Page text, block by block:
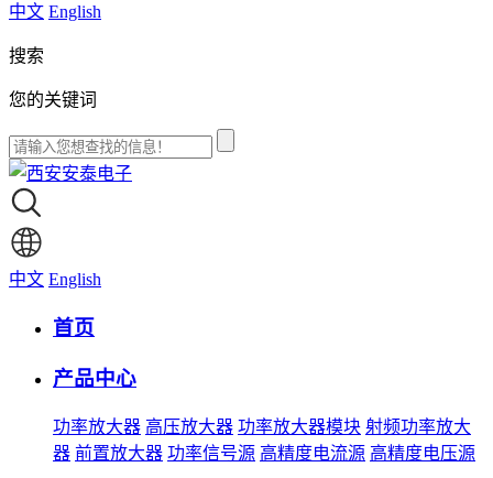
中文 English
搜索
您的关键词
中文 English
首页
产品中心
功率放大器 高压放大器 功率放大器模块 射频功率放大
器 前置放大器 功率信号源 高精度电流源 高精度电压源